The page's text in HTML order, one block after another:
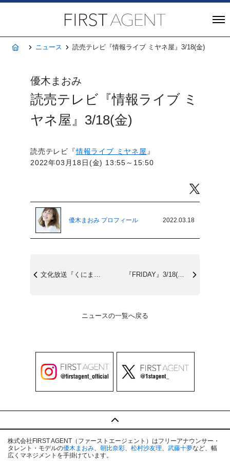
ホームニュース 読売テレビ『情報ライブ ミヤネ屋』3/18(金)
優木まおみ
読売テレビ『情報ライブ ミ
ヤネ屋』3/18(金)
読売テレビ『情報ライブ ミヤネ屋 』
2022年03月18日(金) 13:55～15:50
優木まおみ プロフィール 2022.03.18
文化放送『くにまるジャパン極』3/25(... 『FRIDAY』3/18(金)発売
ニュースの一覧へ戻る
株式会社FIRST AGENT（ファーストエージェント）はフリーアナウンサー・
タレント・モデルの優木まおみ、 朝比奈彩、 松村沙友理、 武藤十夢など、幅
広くマネジメントを手掛けています。